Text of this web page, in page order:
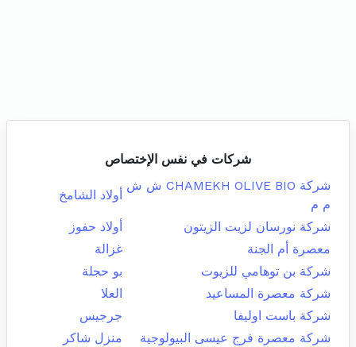
شركات في نفس الإختصاص
شركة CHAMEKH OLIVE BIO ش ش
م م
أولاد الشامخ
شركة نورسان لزيت الزيتون
أولاد حفوز
معصرة أم الجنة
غزالة
شركة بن توهامي للزيوت
بو حجلة
شركة معصرة المساعيد
العلا
شركة باست اوليفا
جرجيس
شركة معصرة فرج عيسى البيولوجية
منزل شاكر